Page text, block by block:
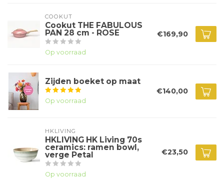
COOKUT
Cookut THE FABULOUS
PAN 28 cm - ROSE
Op voorraad
€169,90
Zijden boeket op maat
Op voorraad
€140,00
HKLIVING
HKLIVING HK Living 70s
ceramics: ramen bowl,
verge Petal
Op voorraad
€23,50